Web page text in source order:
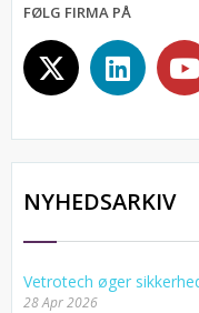
FØLG FIRMA PÅ
NYHEDSARKIV
Vetrotech øger
28 Apr 2026